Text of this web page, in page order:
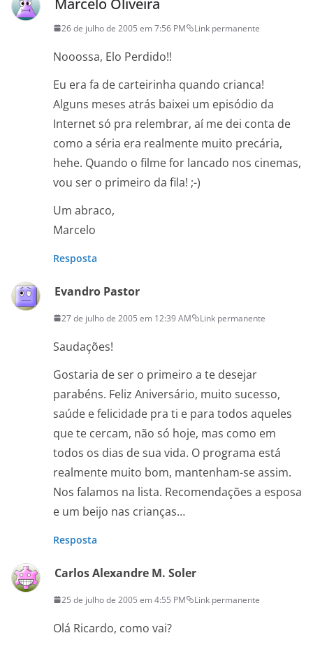
26 de julho de 2005 em 7:56 PM Link permanente
Nooossa, Elo Perdido!!
Eu era fa de carteirinha quando crianca!
Alguns meses atrás baixei um episódio da
Internet só pra relembrar, aí me dei conta de
como a séria era realmente muito precária,
hehe. Quando o filme for lancado nos cinemas,
vou ser o primeiro da fila! ;-)
Um abraco,
Marcelo
Resposta
Evandro Pastor
27 de julho de 2005 em 12:39 AM Link permanente
Saudações!
Gostaria de ser o primeiro a te desejar
parabéns. Feliz Aniversário, muito sucesso,
saúde e felicidade pra ti e para todos aqueles
que te cercam, não só hoje, mas como em
todos os dias de sua vida. O programa está
realmente muito bom, mantenham-se assim.
Nos falamos na lista. Recomendações a esposa
e um beijo nas crianças…
Resposta
Carlos Alexandre M. Soler
25 de julho de 2005 em 4:55 PM Link permanente
Olá Ricardo, como vai?